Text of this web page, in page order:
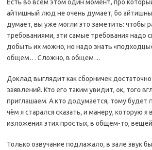
Есть во всём этом один момент, про
айтишный люд не очень думает, бо
думает, вы уже могли это заметить: чтобы
требованиями, эти самые требования надо
добыть их можно, но надо знать
общем… Сложно, в общем…
Доклад выглядит как сборничек
заявлений. Кто его таким увидит, ок, того
приглашаем. А кто додумается, тому будет
чём я старался сказать, и манеру, которую я
изложения этих простых, в общем-то,
Только озвучание подлажало, в зале звук